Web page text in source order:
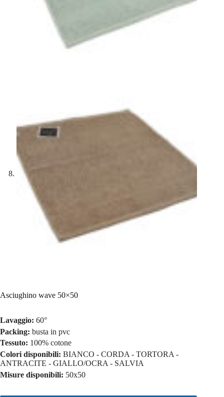
Asciughino wave 50×50
Lavaggio: 60°
Packing: busta in pvc
Tessuto: 100% cotone
Colori disponibili: BIANCO - CORDA - TORTORA -
ANTRACITE - GIALLO/OCRA - SALVIA
Misure disponibili: 50x50